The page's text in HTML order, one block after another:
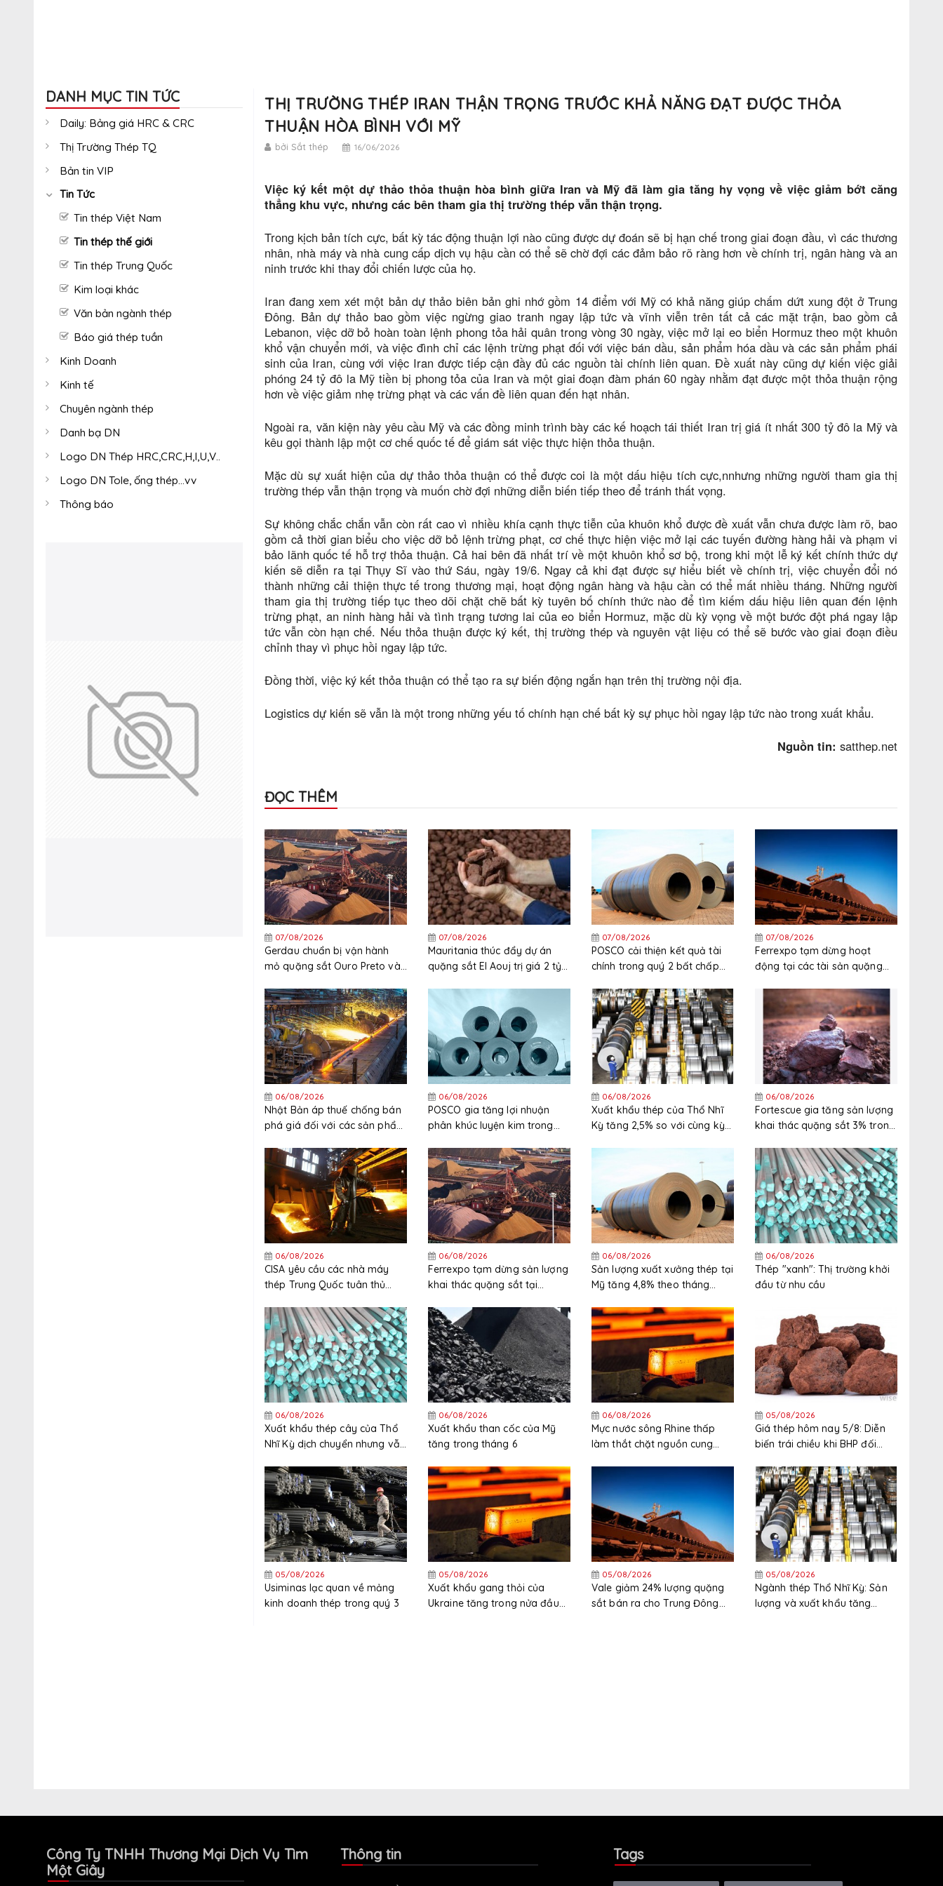
DANH MỤC TIN TỨC
Daily: Bảng giá HRC & CRC
Thị Trường Thép TQ
Bản tin VIP
Tin Tức
Tin thép Việt Nam
Tin thép thế giới
Tin thép Trung Quốc
Kim loại khác
Văn bản ngành thép
Báo giá thép tuần
Kinh Doanh
Kinh tế
Chuyên ngành thép
Danh bạ DN
Logo DN Thép HRC,CRC,H,I,U,V..
Logo DN Tole, ống thép...vv
Thông báo
THỊ TRƯỜNG THÉP IRAN THẬN TRỌNG TRƯỚC KHẢ NĂNG ĐẠT ĐƯỢC THỎA
THUẬN HÒA BÌNH VỚI MỸ
bởi Sắt thép 16/06/2026
Việc ký kết một dự thảo thỏa thuận hòa bình giữa Iran và Mỹ đã làm gia tăng hy vọng về việc giảm bớt căng
thẳng khu vực, nhưng các bên tham gia thị trường thép vẫn thận trọng.
Trong kịch bản tích cực, bất kỳ tác động thuận lợi nào cũng được dự đoán sẽ bị hạn chế trong giai đoạn đầu, vì các thương
nhân, nhà máy và nhà cung cấp dịch vụ hậu cần có thể sẽ chờ đợi các đảm bảo rõ ràng hơn về chính trị, ngân hàng và an
ninh trước khi thay đổi chiến lược của họ.
Iran đang xem xét một bản dự thảo biên bản ghi nhớ gồm 14 điểm với Mỹ có khả năng giúp chấm dứt xung đột ở Trung
Đông. Bản dự thảo bao gồm việc ngừng giao tranh ngay lập tức và vĩnh viễn trên tất cả các mặt trận, bao gồm cả
Lebanon, việc dỡ bỏ hoàn toàn lệnh phong tỏa hải quân trong vòng 30 ngày, việc mở lại eo biển Hormuz theo một khuôn
khổ vận chuyển mới, và việc đình chỉ các lệnh trừng phạt đối với việc bán dầu, sản phẩm hóa dầu và các sản phẩm phái
sinh của Iran, cùng với việc Iran được tiếp cận đầy đủ các nguồn tài chính liên quan. Đề xuất này cũng dự kiến việc giải
phóng 24 tỷ đô la Mỹ tiền bị phong tỏa của Iran và một giai đoạn đàm phán 60 ngày nhằm đạt được một thỏa thuận rộng
hơn về việc giảm nhẹ trừng phạt và các vấn đề liên quan đến hạt nhân.
Ngoài ra, văn kiện này yêu cầu Mỹ và các đồng minh trình bày các kế hoạch tái thiết Iran trị giá ít nhất 300 tỷ đô la Mỹ và
kêu gọi thành lập một cơ chế quốc tế để giám sát việc thực hiện thỏa thuận.
Mặc dù sự xuất hiện của dự thảo thỏa thuận có thể được coi là một dấu hiệu tích cực,nnhưng những người tham gia thị
trường thép vẫn thận trọng và muốn chờ đợi những diễn biến tiếp theo để tránh thất vọng.
Sự không chắc chắn vẫn còn rất cao vì nhiều khía cạnh thực tiễn của khuôn khổ được đề xuất vẫn chưa được làm rõ, bao
gồm cả thời gian biểu cho việc dỡ bỏ lệnh trừng phạt, cơ chế thực hiện việc mở lại các tuyến đường hàng hải và phạm vi
bảo lãnh quốc tế hỗ trợ thỏa thuận. Cả hai bên đã nhất trí về một khuôn khổ sơ bộ, trong khi một lễ ký kết chính thức dự
kiến ​​sẽ diễn ra tại Thụy Sĩ vào thứ Sáu, ngày 19/6. Ngay cả khi đạt được sự hiểu biết về chính trị, việc chuyển đổi nó
thành những cải thiện thực tế trong thương mại, hoạt động ngân hàng và hậu cần có thể mất nhiều tháng. Những người
tham gia thị trường tiếp tục theo dõi chặt chẽ bất kỳ tuyên bố chính thức nào để tìm kiếm dấu hiệu liên quan đến lệnh
trừng phạt, an ninh hàng hải và tình trạng tương lai của eo biển Hormuz, mặc dù kỳ vọng về một bước đột phá ngay lập
tức vẫn còn hạn chế. Nếu thỏa thuận được ký kết, thị trường thép và nguyên vật liệu có thể sẽ bước vào giai đoạn điều
chỉnh thay vì phục hồi ngay lập tức.
Đồng thời, việc ký kết thỏa thuận có thể tạo ra sự biến động ngắn hạn trên thị trường nội địa.
Logistics dự kiến ​​sẽ vẫn là một trong những yếu tố chính hạn chế bất kỳ sự phục hồi ngay lập tức nào trong xuất khẩu.
Nguồn tin: satthep.net
ĐỌC THÊM
07/08/2026
Gerdau chuẩn bị vận hành
mỏ quặng sắt Ouro Preto vào
07/08/2026
Mauritania thúc đẩy dự án
quặng sắt El Aouj trị giá 2 tỷ
07/08/2026
POSCO cải thiện kết quả tài
chính trong quý 2 bất chấp
cao
07/08/2026
Ferrexpo tạm dừng hoạt
động tại các tài sản quặng
06/08/2026
Nhật Bản áp thuế chống bán
phá giá đối với các sản phẩm
Trung Quốc và Hàn Quốc
06/08/2026
POSCO gia tăng lợi nhuận
phân khúc luyện kim trong
06/08/2026
Xuất khẩu thép của Thổ Nhĩ
Kỳ tăng 2,5% so với cùng kỳ
06/08/2026
Fortescue gia tăng sản lượng
khai thác quặng sắt 3% trong
06/08/2026
CISA yêu cầu các nhà máy
thép Trung Quốc tuân thủ
xuất khẩu
06/08/2026
Ferrexpo tạm dừng sản lượng
khai thác quặng sắt tại
06/08/2026
Sản lượng xuất xưởng thép tại
Mỹ tăng 4,8% theo tháng
06/08/2026
Thép "xanh": Thị trường khởi
đầu từ nhu cầu
06/08/2026
Xuất khẩu thép cây của Thổ
Nhĩ Kỳ dịch chuyển nhưng vẫn
năm
06/08/2026
Xuất khẩu than cốc của Mỹ
tăng trong tháng 6
06/08/2026
Mực nước sông Rhine thấp
làm thắt chặt nguồn cung
05/08/2026
Giá thép hôm nay 5/8: Diễn
biến trái chiều khi BHP đối
khẩu quặng sắt lớn nhất thế
giới
05/08/2026
Usiminas lạc quan về mảng
kinh doanh thép trong quý 3
05/08/2026
Xuất khẩu gang thỏi của
Ukraine tăng trong nửa đầu
05/08/2026
Vale giảm 24% lượng quặng
sắt bán ra cho Trung Đông
05/08/2026
Ngành thép Thổ Nhĩ Kỳ: Sản
lượng và xuất khẩu tăng
Công Ty TNHH Thương Mại Dịch Vụ Tìm
Một Giây
Thông tin Tags